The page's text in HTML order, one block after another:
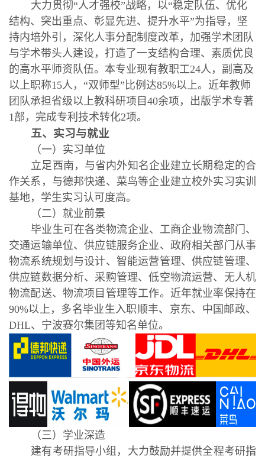
大力贯彻“人才强校”战略，以“稳定队伍、优化
结构、突出重点、彰显先进、提升水平”为指导，坚
持内培外引，深化人事分配制度改革，加强学术团队
与学术带头人建设，打造了一支结构合理、素质优良
的高水平师资队伍。本专业现有教职工24人，副高及
以上职称15人，“双师型”比例达85%以上。近年教师
团队承担省级以上教科研项目40余项，出版学术专著
1部，完成专利技术转化2项。
五、实习与就业
（一）实习单位
立足西南，与省内外知名企业建立长期稳定的合
作关系，与德邦快递、菜鸟等企业建立校外实习实训
基地，学生实习认可度高。
（二）就业前景
毕业生可在各类物流企业、工商企业物流部门、
交通运输单位、供应链服务企业、政府相关部门从事
物流系统规划与设计、智能运营管理、供应链管理、
供应链数据分析、采购管理、低空物流运营、无人机
物流配送、物流项目管理等工作。近年就业率保持在
90%以上，多名毕业生入职顺丰、京东、中国邮政、
DHL、宁波赛尔集团等知名单位。
（三）学业深造
建有考研指导小组，大力鼓励并提供全程考研指